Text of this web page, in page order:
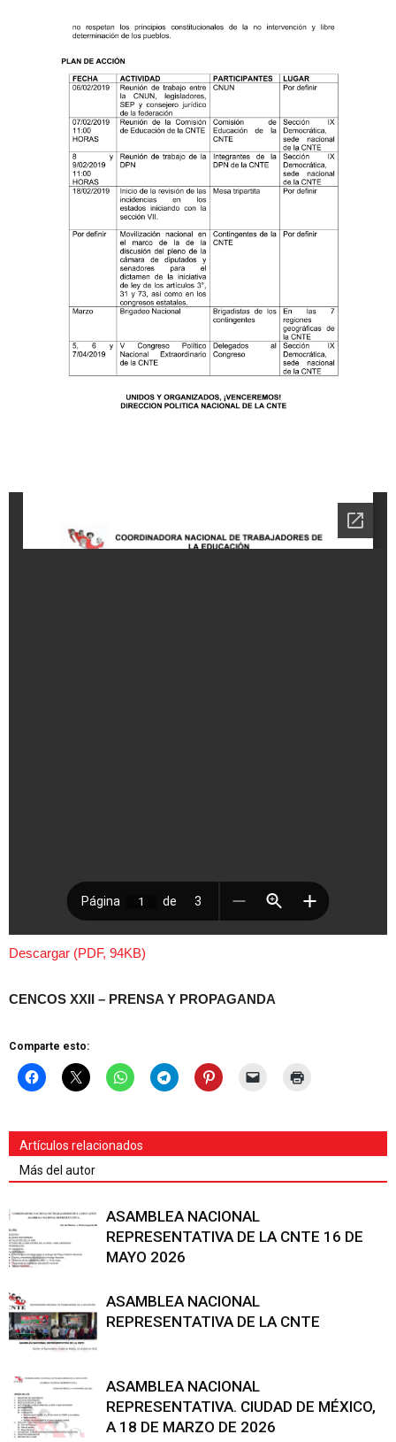
Descargar (PDF, 94KB)
CENCOS XXII – PRENSA Y PROPAGANDA
Comparte esto:
Artículos relacionados
Más del autor
ASAMBLEA NACIONAL
REPRESENTATIVA DE LA CNTE 16 DE
MAYO 2026
ASAMBLEA NACIONAL
REPRESENTATIVA DE LA CNTE
ASAMBLEA NACIONAL
REPRESENTATIVA. CIUDAD DE MÉXICO,
A 18 DE MARZO DE 2026